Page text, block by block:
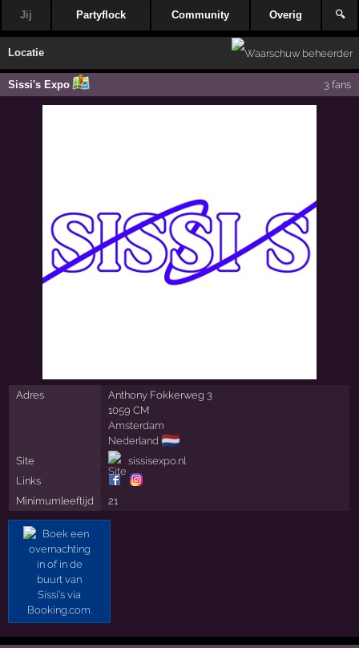
Jij Partyflock Community Overig 🔍
Locatie
Sissi's Expo 3 fans
Adres
Anthony Fokkerweg 3
1059 CM
Amsterdam
Nederland 🇳🇱
Site
sissisexpo.nl
Links
Minimumleeftijd
21